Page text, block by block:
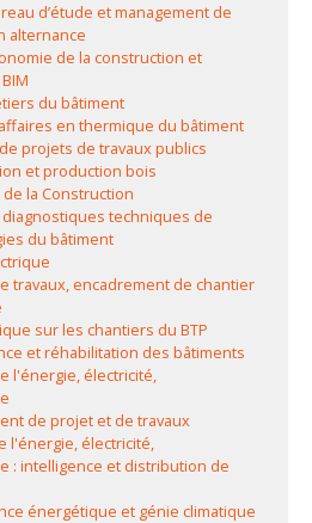
d’étude et management de
alternance
de la construction et
du bâtiment
en thermique du bâtiment
projets de travaux publics
et production bois
la Construction
diagnostiques techniques de
du bâtiment
travaux, encadrement de chantier
sur les chantiers du BTP
et réhabilitation des bâtiments
l'énergie, électricité,
de projet et de travaux
l'énergie, électricité,
: intelligence et distribution de
énergétique et génie climatique